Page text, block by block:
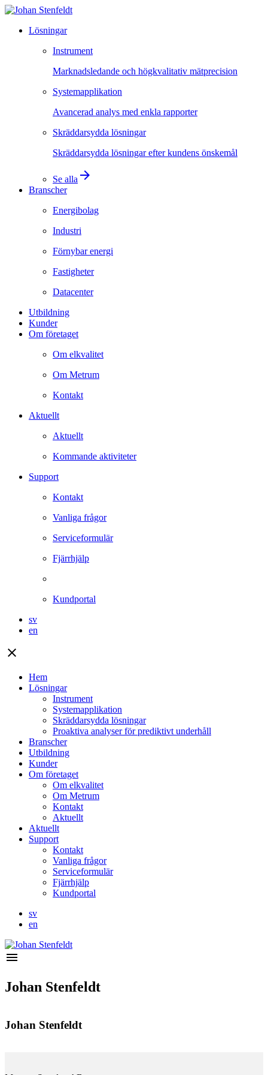
Lösningar
Instrument
Marknadsledande och högkvalitativ mätprecision
Systemapplikation
Avancerad analys med enkla rapporter
Skräddarsydda lösningar
Skräddarsydda lösningar efter kundens önskemål
Se alla arrow_forward
Branscher
Energibolag
Industri
Förnybar energi
Fastigheter
Datacenter
Utbildning
Kunder
Om företaget
Om elkvalitet
Om Metrum
Kontakt
Aktuellt
Aktuellt
Kommande aktiviteter
Support
Kontakt
Vanliga frågor
Serviceformulär
Fjärrhjälp
Kundportal
sv
en
close
Hem
Lösningar
Instrument
Systemapplikation
Skräddarsydda lösningar
Proaktiva analyser för prediktivt underhåll
Branscher
Utbildning
Kunder
Om företaget
Om elkvalitet
Om Metrum
Kontakt
Aktuellt
Aktuellt
Support
Kontakt
Vanliga frågor
Serviceformulär
Fjärrhjälp
Kundportal
sv
en
menu
Johan Stenfeldt
Johan Stenfeldt